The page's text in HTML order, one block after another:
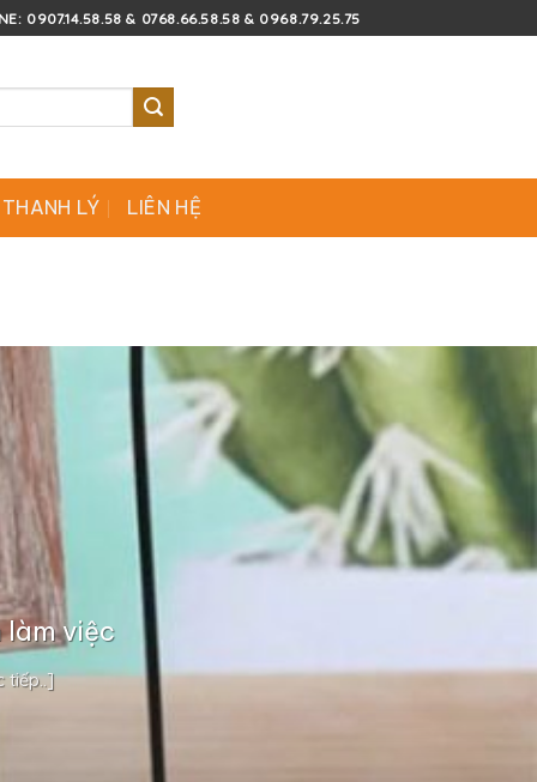
0907.14.58.58 & 0768.66.58.58 & 0968.79.25.75
LÝ LIÊN HỆ
làm việc
tiếp..]